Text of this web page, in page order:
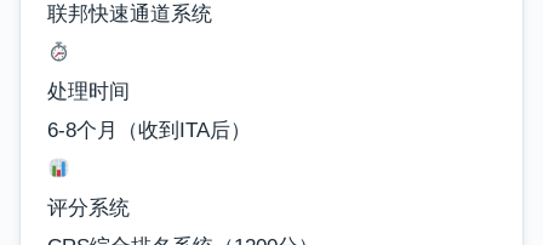
联邦快速通道系统
处理时间
6-8个月（收到ITA后）
评分系统